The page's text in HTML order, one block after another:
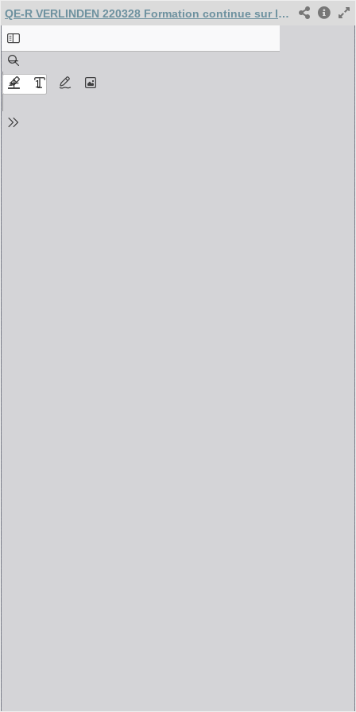
QE-R VERLINDEN 220328 Formation continue sur les violences intrafamiliales